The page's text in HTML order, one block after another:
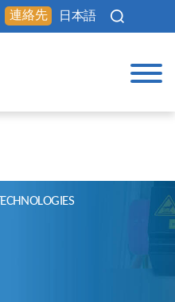
連絡先 日本語